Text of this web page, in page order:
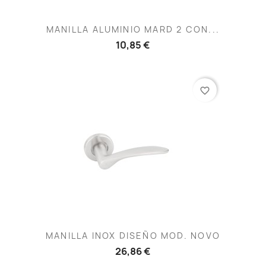
MANILLA ALUMINIO MARD 2 CON...
10,85 €
MANILLA INOX DISEÑO MOD. NOVO
26,86 €
favorite_border